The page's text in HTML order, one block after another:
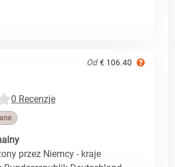
Od € 106.40
0 Recenzje
przez Niemcy - kraje